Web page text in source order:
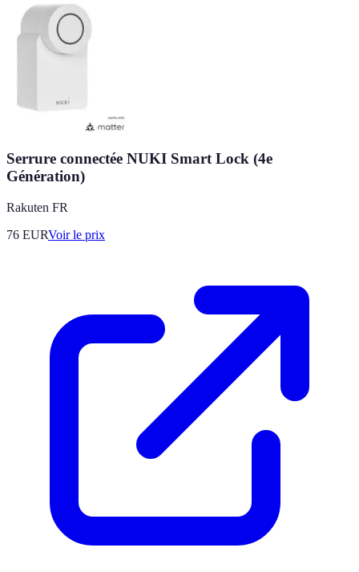
Serrure connectée NUKI Smart Lock (4e
Génération)
Rakuten FR
76 EURVoir le prix